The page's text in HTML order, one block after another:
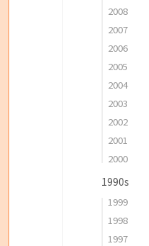
2008
2007
2006
2005
2004
2003
2002
2001
2000
1990s
1999
1998
1997